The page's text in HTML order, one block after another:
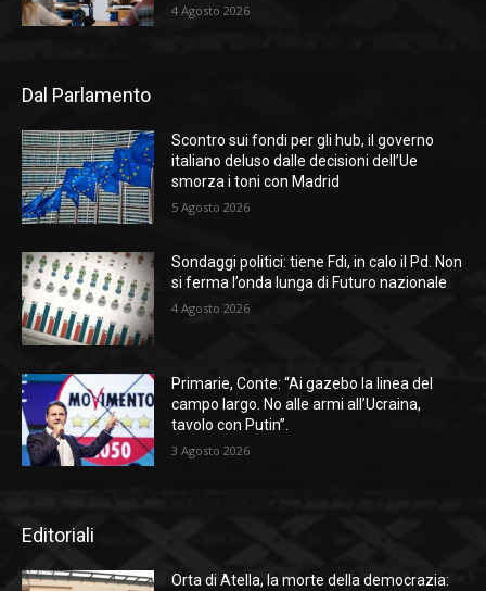
4 Agosto 2026
Dal Parlamento
Scontro sui fondi per gli hub, il governo
italiano deluso dalle decisioni dell’Ue
smorza i toni con Madrid
5 Agosto 2026
Sondaggi politici: tiene Fdi, in calo il Pd. Non
si ferma l’onda lunga di Futuro nazionale
4 Agosto 2026
Primarie, Conte: “Ai gazebo la linea del
campo largo. No alle armi all’Ucraina,
tavolo con Putin”.
3 Agosto 2026
Editoriali
Orta di Atella, la morte della democrazia: